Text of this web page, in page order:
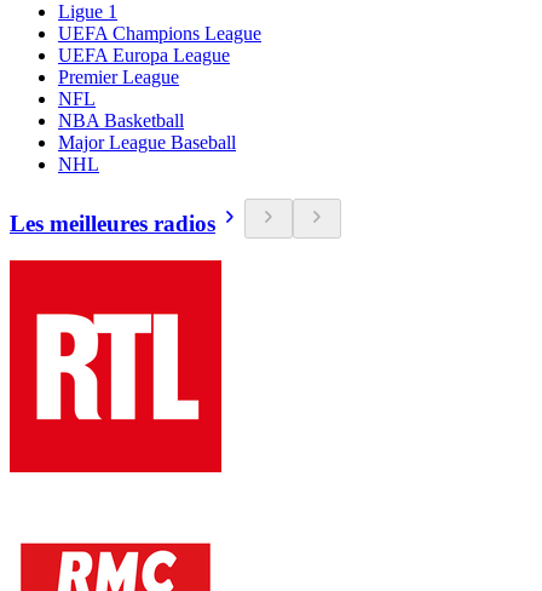
Ligue 1
UEFA Champions League
UEFA Europa League
Premier League
NFL
NBA Basketball
Major League Baseball
NHL
Les meilleures radios